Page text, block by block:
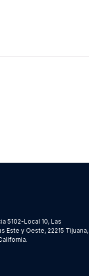
5102-Local 10, Las
Este y Oeste, 22215 Tijuana,